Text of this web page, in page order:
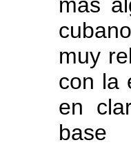
muy
con la
en
base